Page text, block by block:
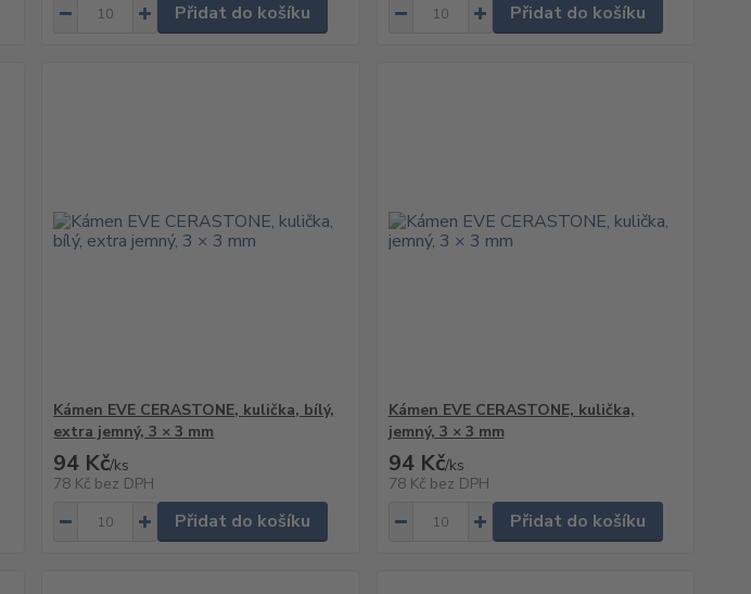
Přidat do košíku Přidat do košíku
Kámen EVE CERASTONE, kulička, bílý,
extra jemný, 3 × 3 mm
94 Kč/ks
78 Kč bez DPH
Přidat do košíku
Kámen EVE CERASTONE, kulička,
jemný, 3 × 3 mm
94 Kč/ks
78 Kč bez DPH
Přidat do košíku